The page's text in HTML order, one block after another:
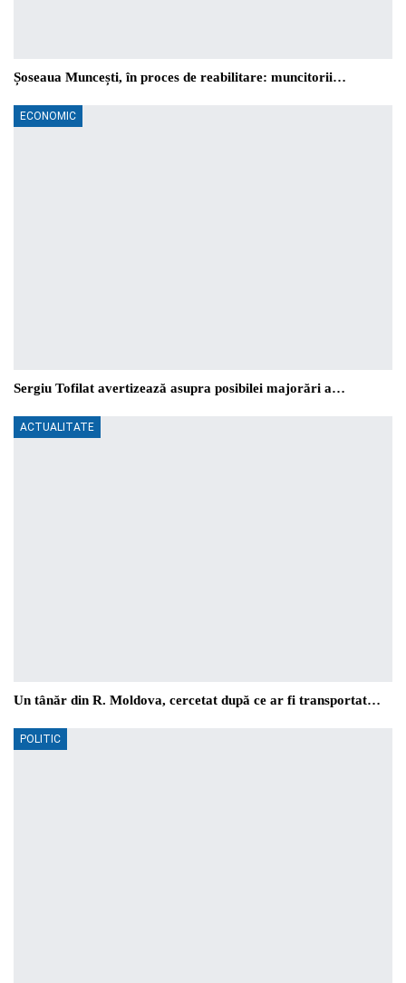
Șoseaua Muncești, în proces de reabilitare: muncitorii…
ECONOMIC
Sergiu Tofilat avertizează asupra posibilei majorări a…
ACTUALITATE
Un tânăr din R. Moldova, cercetat după ce ar fi transportat…
POLITIC